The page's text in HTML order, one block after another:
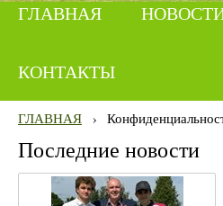
ГЛАВНАЯ
КОНТАКТЫ
ГЛАВНАЯ ›
Последние новости